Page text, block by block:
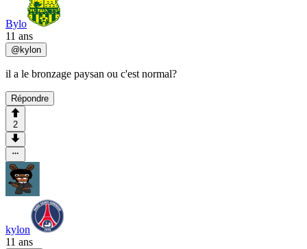
Bylo
11 ans
@ kylon
il a le bronzage paysan ou c'est normal?
Répondre
2
kylon
11 ans